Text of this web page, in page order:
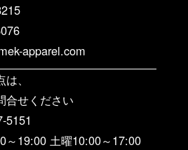
apparel.com
、
合せください
5151
～19:00 土曜10:00～17:00